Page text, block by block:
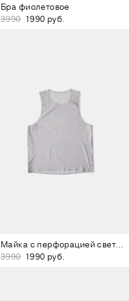
Бра фиолетовое
3990 1990 руб.
Майка с перфорацией светло-серая
3990 1990 руб.